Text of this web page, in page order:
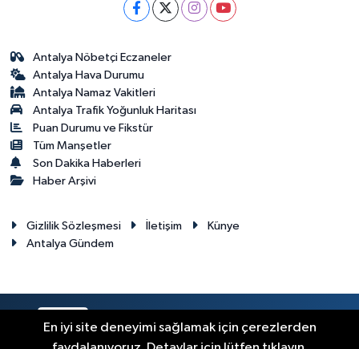
Antalya Nöbetçi Eczaneler
Antalya Hava Durumu
Antalya Namaz Vakitleri
Antalya Trafik Yoğunluk Haritası
Puan Durumu ve Fikstür
Tüm Manşetler
Son Dakika Haberleri
Haber Arşivi
Gizlilik Sözleşmesi İletişim
Künye
Antalya Gündem
RSS Copyright © 2024. Her hakkı saklıdır.
En iyi site deneyimi sağlamak için çerezlerden